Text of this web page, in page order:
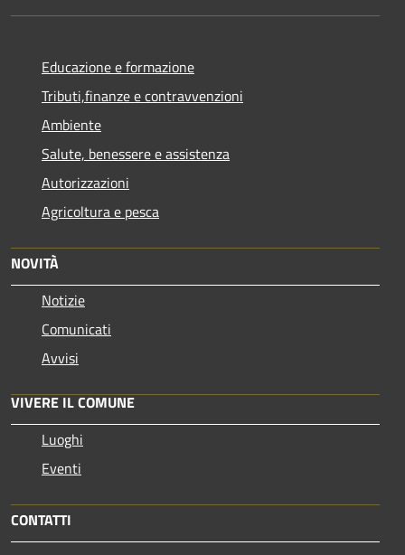
Educazione e formazione
Tributi,finanze e contravvenzioni
Ambiente
Salute, benessere e assistenza
Autorizzazioni
Agricoltura e pesca
NOVITÀ
Notizie
Comunicati
Avvisi
VIVERE IL COMUNE
Luoghi
Eventi
CONTATTI